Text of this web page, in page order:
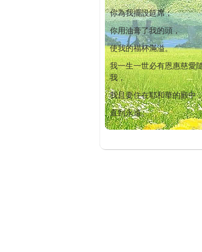
你為我擺設筵席；
你用油膏了我的頭，
使我的福杯滿溢。
我一生一世必有恩惠慈愛
我，
我且要住在耶和華的殿中
直到永遠。